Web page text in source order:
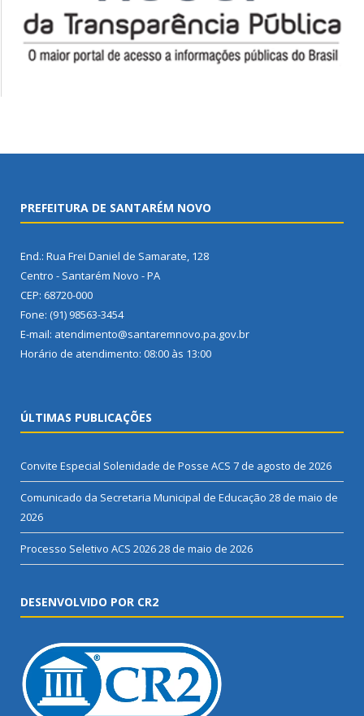
PREFEITURA DE SANTARÉM NOVO
End.: Rua Frei Daniel de Samarate, 128
Centro - Santarém Novo - PA
CEP: 68720-000
Fone: (91) 98563-3454
E-mail: atendimento@santaremnovo.pa.gov.br
Horário de atendimento: 08:00 às 13:00
ÚLTIMAS PUBLICAÇÕES
Convite Especial Solenidade de Posse ACS 7 de agosto de 2026
Comunicado da Secretaria Municipal de Educação 28 de maio de
2026
Processo Seletivo ACS 202628 de maio de 2026
DESENVOLVIDO POR CR2